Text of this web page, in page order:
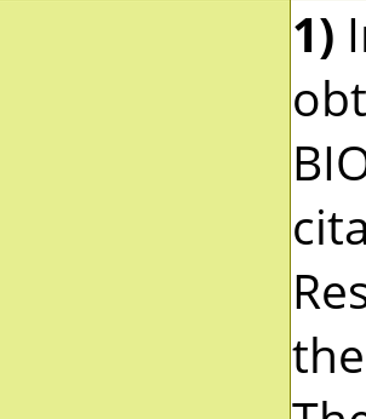
1)